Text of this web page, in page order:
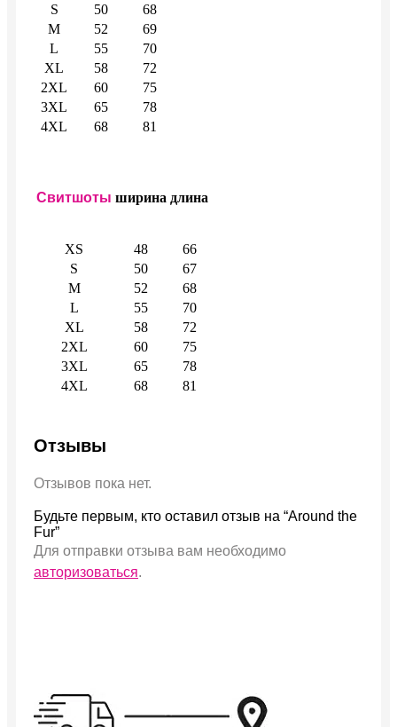
S
50
68
M
52
69
L
55
70
XL
58
72
2XL
60
75
3XL
65
78
4XL
68 81
Свитшоты ширина длина
XS 48
66
S
50
67
M
52
68
L
55
70
XL
58
72
2XL
60
75
3XL
65
78
4XL
68 81
Отзывы
Отзывов пока нет.
Будьте первым, кто оставил отзыв на “Around the
Fur”
Для отправки отзыва вам необходимо
авторизоваться.